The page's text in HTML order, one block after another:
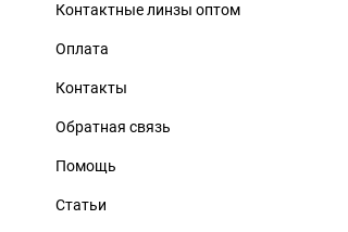
Контактные линзы оптом
Оплата
Контакты
Обратная связь
Помощь
Статьи